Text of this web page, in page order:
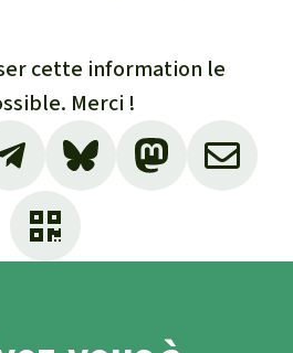
cette information le
Merci !